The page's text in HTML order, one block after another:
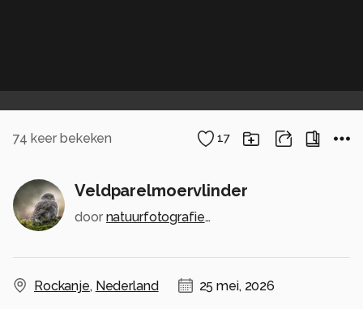
74 keer bekeken 17
Veldparelmoervlinder
door natuurfotografiecarolahart
Rockanje, Nederland 25 mei, 2026